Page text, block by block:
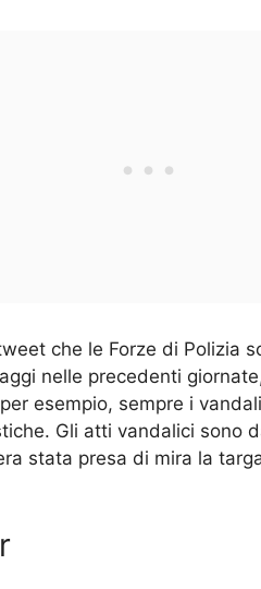
che le Forze di Polizia
nelle precedenti
esempio, sempre i
Gli atti vandalici sono
stata presa di mira la